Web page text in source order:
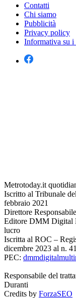
Contatti
Chi siamo
Pubblicità
Privacy policy
Informativa su i
Metrotoday.it
Iscritto al Tribunale
febbraio 2021
Direttore
Editore DMM Digital
lucro
Iscritta al ROC –
dicembre 2023 al n.
PEC:
Responsabile del
Duranti
Credits by ForzaSEO